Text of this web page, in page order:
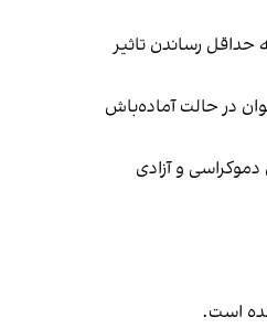
حداقل رساندن تاثیر
نیروهای مسلح تایوان در حالت آماده‌باش
و آزادی
است.